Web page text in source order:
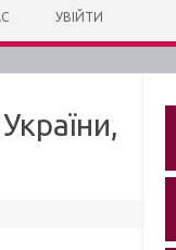
УВІЙТИ